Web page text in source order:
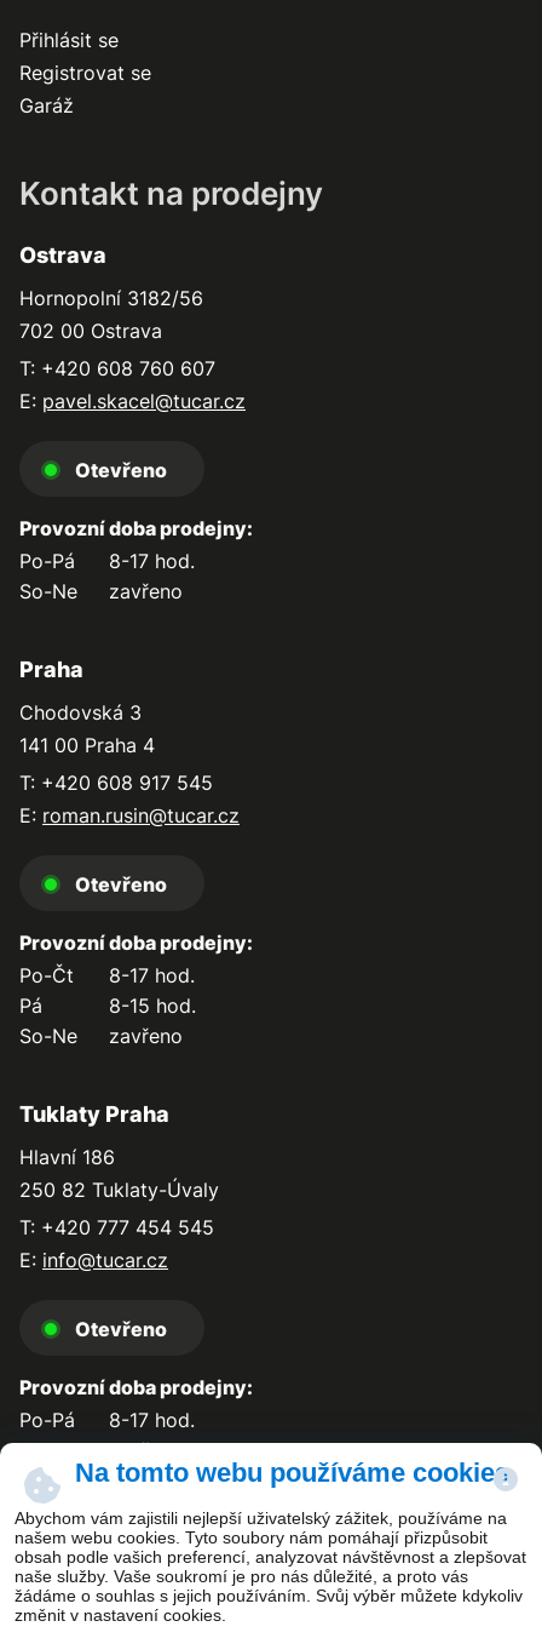
Na tomto webu používáme cookies
Abychom vám zajistili nejlepší uživatelský zážitek, používáme na
našem webu cookies. Tyto soubory nám pomáhají přizpůsobit
obsah podle vašich preferencí, analyzovat návštěvnost a zlepšovat
naše služby. Vaše soukromí je pro nás důležité, a proto vás
žádáme o souhlas s jejich používáním. Svůj výběr můžete kdykoliv
změnit v nastavení cookies.
Přihlásit se
Registrovat se
Garáž
Kontakt na prodejny
Ostrava
Hornopolní 3182/56
702 00 Ostrava
T: +420 608 760 607
E: pavel.skacel@tucar.cz
Otevřeno
Provozní doba prodejny:
Po-Pá
8-17 hod.
So-Ne
zavřeno
Praha
Chodovská 3
141 00 Praha 4
T: +420 608 917 545
E: roman.rusin@tucar.cz
Otevřeno
Provozní doba prodejny:
Po-Čt
8-17 hod.
Pá
8-15 hod.
So-Ne
zavřeno
Tuklaty Praha
Hlavní 186
250 82 Tuklaty-Úvaly
T: +420 777 454 545
E: info@tucar.cz
Otevřeno
Provozní doba prodejny:
Po-Pá
8-17 hod.
So-Ne
zavřeno
Kontakt